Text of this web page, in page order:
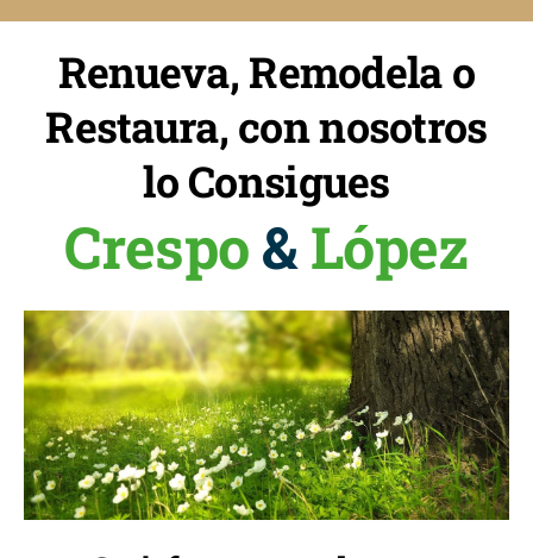
Renueva, Remodela o
Restaura, con nosotros
lo Consigues
Crespo&López